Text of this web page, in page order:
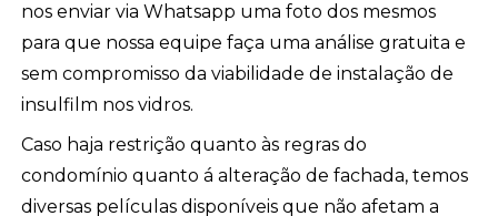
nos enviar via Whatsapp uma foto dos mesmos
para que nossa equipe faça uma análise gratuita e
sem compromisso da viabilidade de instalação de
insulfilm nos vidros.
Caso haja restrição quanto às regras do
condomínio quanto á alteração de fachada, temos
diversas películas disponíveis que não afetam a